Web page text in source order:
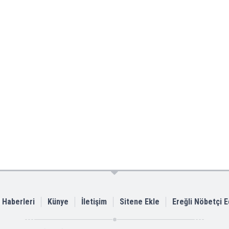
Haberleri Künye İletişim Sitene Ekle Ereğli Nöbetçi